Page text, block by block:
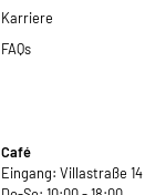
Karriere
FAQs
Café
Eingang: Villastraße 14